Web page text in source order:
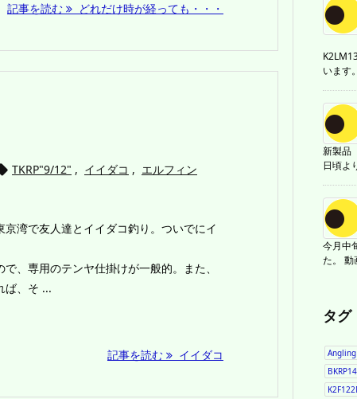
記事を読む どれだけ時が経っても・・・
TKRP"9/12" , イイダコ , エルフィン
湾で友人達とイイダコ釣り。ついでにイ
、専用のテンヤ仕掛けが一般的。また、
ば、そ ...
記事を読む イイダコ
います
新製品
日頃よ
今月中
た。 動
タグ
Angling